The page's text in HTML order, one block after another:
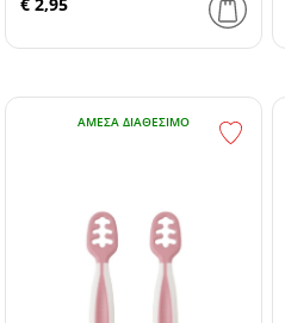
ΆΜΕΣΑ ΔΙΑΘΈΣΙΜΟ